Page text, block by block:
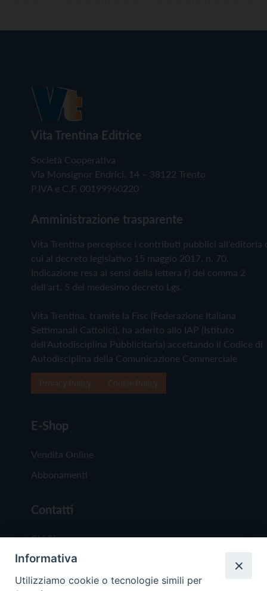
Vita Trentina Editrice
Società Cooperativa
Via Monsignor Endrici, 14 – 38122 Trento
P.IVA e C.F. 00199960220
Amministrazione trasparente
Vita Trentina percepisce i contributi pubblici all'editoria
cui al decreto legislativo 15 maggio 2017, n. 70.
Indicazione resa ai sensi della lettera f) del comma 2
dell'art. 5 del medesimo decreto Lgs.
Vita Trentina, tramite la Fisc (Federazione Italiana
Settimanali Cattolici), ha aderito allo IAP (Istituto
dell'Autodisciplina Pubblicitaria) accettando il Codice di
Autodisciplina della Comunicazione Commerciale
E-Shop
Vendita Online
Abbonamenti
Contatti
Chi Siamo
Redazione
Scrivici
Informativa
Utilizziamo cookie o tecnologie simili per